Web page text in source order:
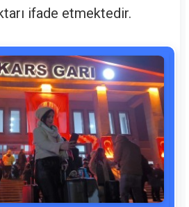
ifade etmektedir.